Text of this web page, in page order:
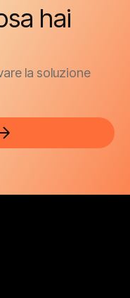
hai
la soluzione